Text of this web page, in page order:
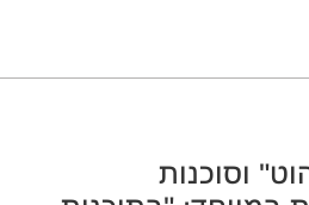
וסוכנות